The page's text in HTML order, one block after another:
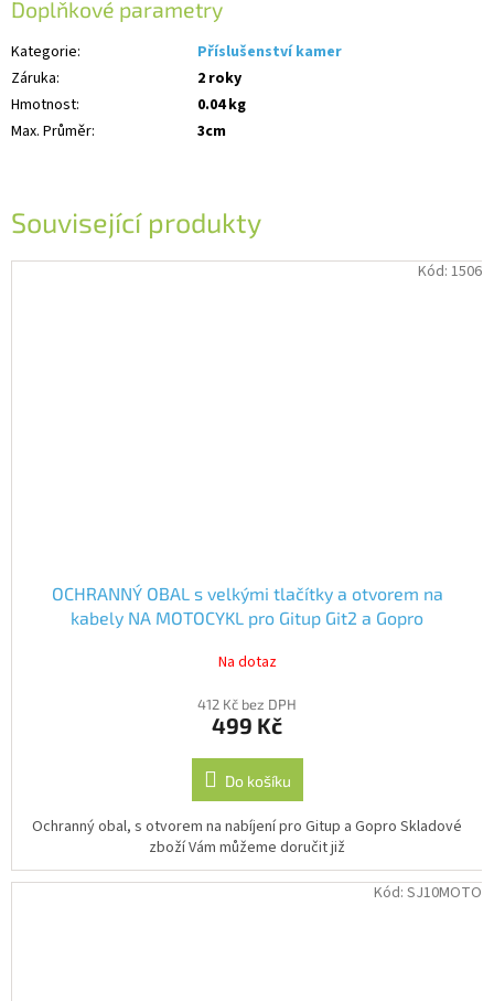
Související produkty
OCHRANNÝ OBAL s velkými tlačítky a otvorem na
kabely NA MOTOCYKL pro Gitup Git2 a Gopro
Na dotaz
412 Kč bez DPH
499 Kč
Do košíku
Ochranný obal, s otvorem na nabíjení pro Gitup a Gopro Skladové
zboží Vám můžeme doručit již
Kód: 1506
Kód: SJ10MOTO
Doplňkové parametry
Kategorie:
Příslušenství kamer
Záruka:
2 roky
Hmotnost:
0.04 kg
Max. Průměr: 3cm